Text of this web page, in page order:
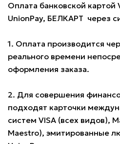
Оплата банковской картой
UnionPay, БЕЛКАРТ через
1. Оплата производится
реального времени
оформления заказа.
2. Для совершения
подходят карточки
систем VISA (всех видов),
Maestro), эмитированные